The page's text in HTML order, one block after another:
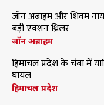
जॉन अब्राहम और शिवम
बड़ी एक्शन थ्रिलर
जॉन अब्राहम
हिमाचल प्रदेश के चंबा में
घायल
हिमाचल प्रदेश